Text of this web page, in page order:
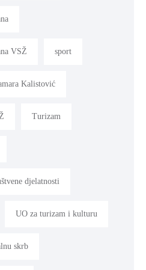
VSŽ sport
Kalistović
Turizam
djelatnosti
UO za turizam i kulturu
skrb